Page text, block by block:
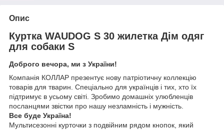
Опис
Куртка WAUDOG S 30 жилетка Дім одяг
для собаки S
Доброго вечора, ми з України!
Компанія КОЛЛАР презентує нову патріотичну коллекцію
товарів для тварин. Спеціально для українців і тих, хто їх
підтримує в усьому світі. Зробимо домашніх улюбленців
посланцями звістки про нашу незламність і мужність.
Все буде Україна!
Мультисезонні курточки з подвійним рядом кнопок, який